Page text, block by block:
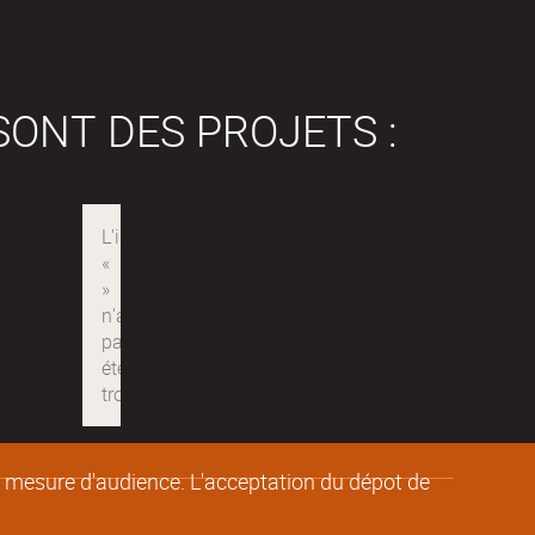
d'audience. L'acceptation du dépot de
DES PROJETS :